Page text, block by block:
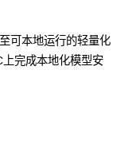
可本地运行的轻量化
完成本地化模型安